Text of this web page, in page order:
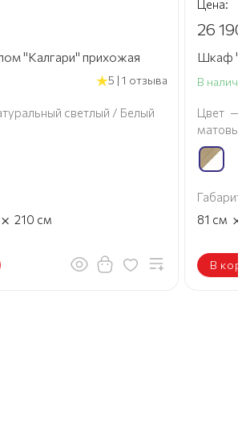
"Калгари" прихожая
5 | 1 отзыва
светлый / Белый
× 210 см
Цена:
26 190
Шкаф
В наличии
Цвет —
матовый
Габариты
81 см ×
В